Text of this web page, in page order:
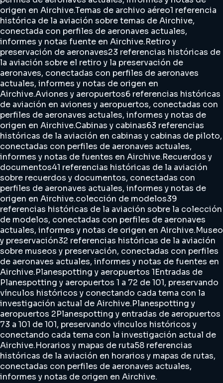
origen en Airchive.Temas de archivo aéreo1 referencia
histórica de la aviación sobre temas de Airchive,
conectada con perfiles de aeronaves actuales,
informes y notas fuente en Airchive.Retiro y
preservación de aeronaves23 referencias históricas de
la aviación sobre el retiro y la preservación de
aeronaves, conectadas con perfiles de aeronaves
actuales, informes y notas de origen en
Airchive.Aviones y aeropuertos6 referencias históricas
de aviación en aviones y aeropuertos, conectadas con
perfiles de aeronaves actuales, informes y notas de
origen en Airchive.Cabinas y cabinas63 referencias
históricas de la aviación en cabinas y cabinas de piloto,
conectadas con perfiles de aeronaves actuales,
informes y notas de fuentes en Airchive.Recuerdos y
documentos41 referencias históricas de la aviación
sobre recuerdos y documentos, conectadas con
perfiles de aeronaves actuales, informes y notas de
origen en Airchive.colección de modelos39
referencias históricas de la aviación sobre la colección
de modelos, conectadas con perfiles de aeronaves
actuales, informes y notas de origen en Airchive.Museo
y preservación32 referencias históricas de la aviación
sobre museos y preservación, conectadas con perfiles
de aeronaves actuales, informes y notas de fuentes en
Airchive.Planespotting y aeropuertos 1Entradas de
Planespotting y aeropuertos 1 a 72 de 101, preservando
vínculos históricos y conectando cada tema con la
investigación actual de Airchive.Planespotting y
aeropuertos 2Planespotting y entradas de aeropuertos
73 a 101 de 101, preservando vínculos históricos y
conectando cada tema con la investigación actual de
Airchive.Horarios y mapas de ruta58 referencias
históricas de la aviación en horarios y mapas de rutas,
conectadas con perfiles de aeronaves actuales,
informes y notas de origen en Airchive.